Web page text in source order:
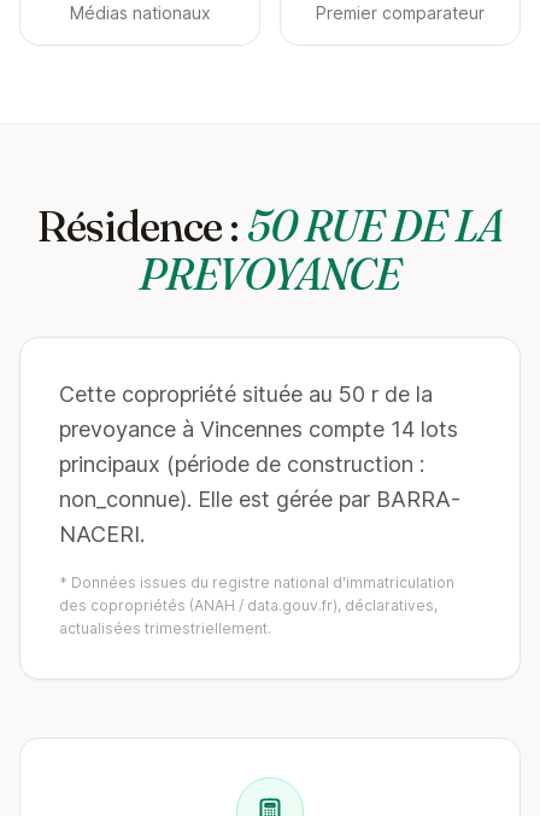
Médias nationaux Premier comparateur
Résidence : 50 RUE DE LA
PREVOYANCE
Cette copropriété située au 50 r de la
prevoyance à Vincennes compte 14 lots
principaux (période de construction :
non_connue). Elle est gérée par BARRA-
NACERI.
* Données issues du registre national d'immatriculation
des copropriétés (ANAH / data.gouv.fr), déclaratives,
actualisées trimestriellement.